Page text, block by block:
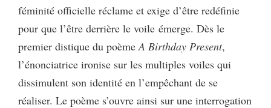
féminité officielle réclame et exige d’être redéfinie
pour que l’être derrière le voile émerge. Dès le
premier distique du poème A Birthday Present,
l’énonciatrice ironise sur les multiples voiles qui
dissimulent son identité en l’empêchant de se
réaliser. Le poème s’ouvre ainsi sur une interrogation